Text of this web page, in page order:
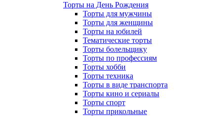
Торты на День Рождения
Торты для мужчины
Торты для женщины
Торты на юбилей
Тематические торты
Торты болельщику
Торты по профессиям
Торты хобби
Торты техника
Торты в виде транспорта
Торты кино и сериалы
Торты спорт
Торты прикольные